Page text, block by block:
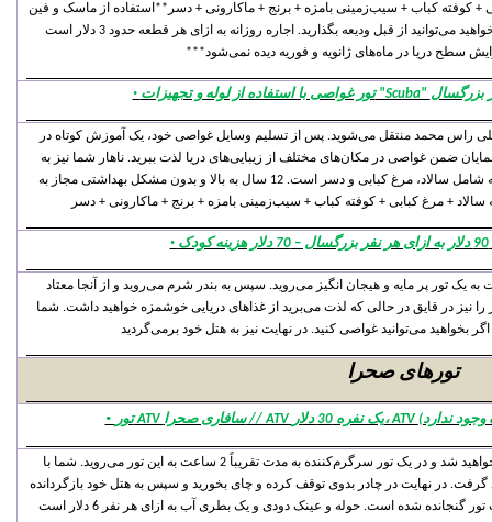
+ کوفته کباب + سیب‌زمینی بامزه + برنج + ماکارونی + دسر**استفاده از ماسک و فین
·
راس محمد منتقل می‌شوید. پس از تسلیم وسایل غواصی خود، یک آموزش کوتاه در
ضمن غواصی در مکان‌های مختلف از زیبایی‌های دریا لذت ببرید. ناهار شما نیز به
صورت بوفه در طول این تور سرو می‌شود. منوی بوفه شامل سالاد، مرغ کبابی و دسر است. 12 سال به بالا و بدون مشکل بهداشتی مجاز به
+ مرغ کبابی + کوفته کباب + سیب‌زمینی بامزه + برنج + ماکارونی + دسر
·
خود منتقل شده و به مدت حدود 2 ساعت به یک تور پر مایه و هیجان انگیز می‌روید. سپس به بندر شرم می‌روید و از آنجا معتاد
را نیز در قایق در حالی که لذت می‌برید از غذاهای دریایی خوشمزه خواهید داشت. شما
تورهای صحرا
·
شما از هتل خود منتقل خواهید شد و در یک تور سرگرم‌کننده به مدت تقریباً 2 ساعت به این تور می‌روید. شما با ATV چهارچرخ به دور بیابان
در نهایت در چادر بدوی توقف کرده و چای بخورید و سپس به هتل خود بازگردانده